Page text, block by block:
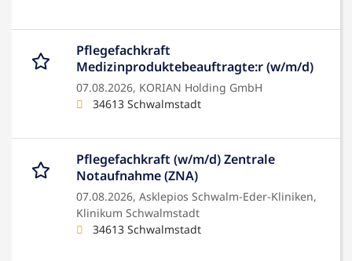
Pflegefachkraft
Medizinproduktebeauftragte:r (w/m/d)
07.08.2026, KORIAN Holding GmbH
34613 Schwalmstadt
Pflegefachkraft (w/m/d) Zentrale
Notaufnahme (ZNA)
07.08.2026, Asklepios Schwalm-Eder-Kliniken,
Klinikum Schwalmstadt
34613 Schwalmstadt